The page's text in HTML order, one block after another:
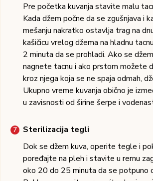
Pre početka kuvanja stavite malu
Kada džem počne da se zgušnjava i
mešanju nakratko ostavlja trag na
kašičicu vrelog džema na hladnu
2 minuta da se prohladi. Ako se
nagnete tacnu i ako prstom možete
kroz njega koja se ne spaja odmah,
Ukupno vreme kuvanja obično je
u zavisnosti od širine šerpe i
Sterilizacija tegli
Dok se džem kuva, operite tegle i
poređajte na pleh i stavite u rernu
oko 20 do 25 minuta da se potpuno